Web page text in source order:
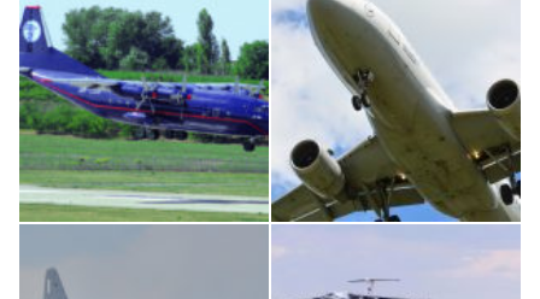
Boeing 737 MAX 8, TC-LCC An124, RA-82013